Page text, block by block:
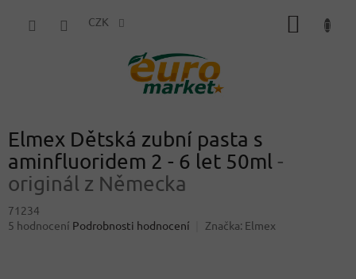
CZK
Elmex Dětská zubní pasta s
aminfluoridem 2 - 6 let 50ml -
originál z Německa
71234
Průměrné
5 hodnocení Podrobnosti hodnocení Značka: Elmex